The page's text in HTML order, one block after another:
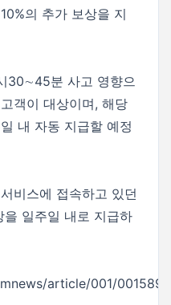
의 추가 보상을 지
30∼45분 사고 영향으
객이 대상이며, 해당
내 자동 지급할 예정
비스에 접속하고 있던
일주일 내로 지급하
article/001/